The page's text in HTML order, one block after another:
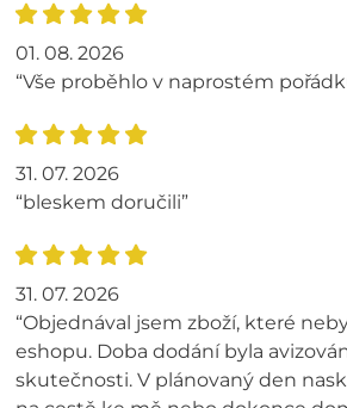
01. 08. 2026
“Vše proběhlo v naprostém
31. 07. 2026
“bleskem doručili”
31. 07. 2026
“Objednával jsem zboží, které
eshopu. Doba dodání byla
skutečnosti. V plánovaný den